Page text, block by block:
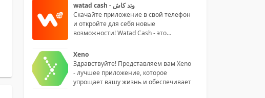
watad cash - وتد كاش
Скачайте приложение в свой телефон
и откройте для себя новые
возможности! Watad Cash - это
Xeno
Здравствуйте! Представляем вам Xeno
- лучшее приложение, которое
упрощает вашу жизнь и обеспечивает